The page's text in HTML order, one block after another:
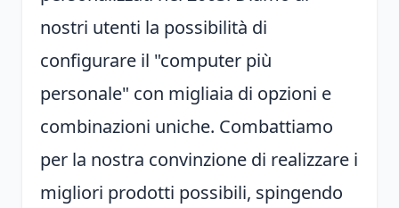
nostri utenti la possibilità di
configurare il "computer più
personale" con migliaia di opzioni e
combinazioni uniche. Combattiamo
per la nostra convinzione di realizzare i
migliori prodotti possibili, spingendo